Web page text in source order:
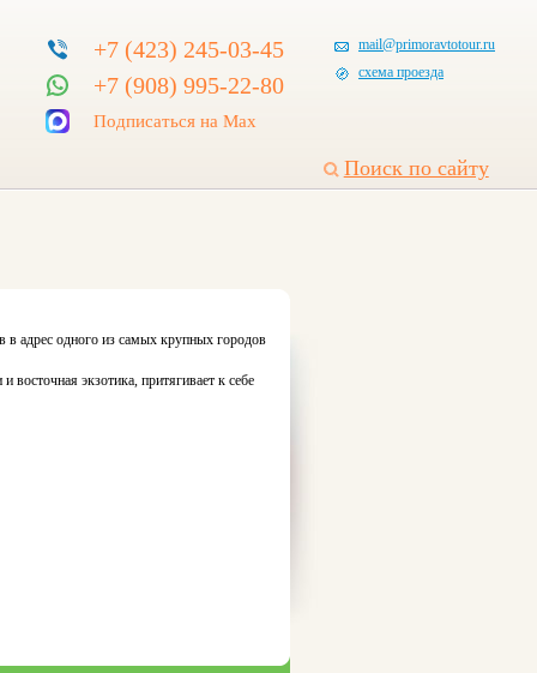
+7 (423) 245-03-45
+7 (908) 995-22-80
Подписаться на Max
mail@primoravtotour.ru
схема проезда
Поиск по сайту
в адрес одного из самых крупных городов
экзотика, притягивает к себе